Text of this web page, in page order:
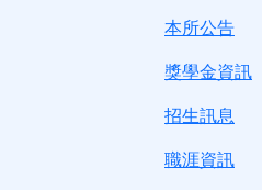
本所公告
獎學金資訊
招生訊息
職涯資訊